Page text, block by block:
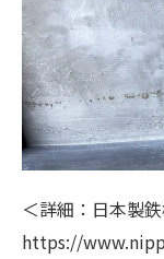
＜詳細：日本製
https://